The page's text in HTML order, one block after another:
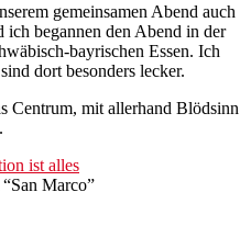
gemeinsamen Abend auch
ich begannen den Abend in der
bayrischen Essen. Ich
dort besonders lecker.
Centrum, mit allerhand Blödsinn
Marco”